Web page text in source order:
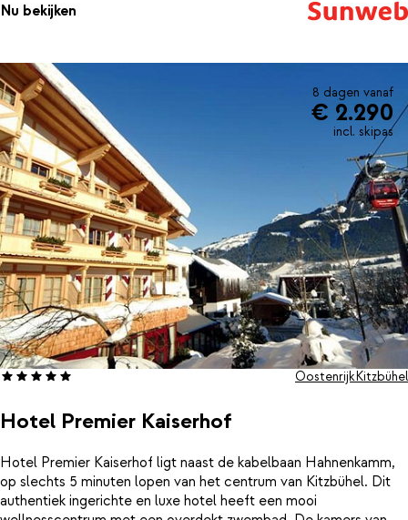
bar, dineer in het exclusieve restaurant en geniet van het
ingerichte kamers zijn allemaal ruim en voorzien van de bekende
heerlijke dikke Oostenrijkse dekbedden, die garant staan voor
een goede nachtrust. Daarnaast is er nog een gezellige zithoek
met tv en een comfortabele badkamer. Na een intensieve dag in
de buitenlucht kun je bij de sfeervolle open haard genieten van
een lekker drankje. Zin om lekker te ontspannen? Duik dan de
moderne spa in van Hotel Schweizerhof. Je vindt hier diverse
sauna’s, een whirlpool en een verwarmd binnenzwembad met
geïntegreerde whirlpool en een fantastisch uitzicht op de
omgeving.
Nu bekijken
8 dagen vanaf
€ 2.290
incl. skipas
Hotel Premier Kaiserhof
OostenrijkKitzbühel
Hotel Premier Kaiserhof ligt naast de kabelbaan Hahnenkamm,
op slechts 5 minuten lopen van het centrum van Kitzbühel. Dit
authentiek ingerichte en luxe hotel heeft een mooi